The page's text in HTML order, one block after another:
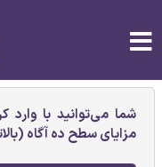
شما می‌توانید با وارد
مزایای سطح ده آگاه